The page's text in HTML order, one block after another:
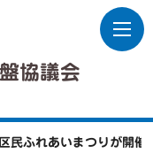
協議会
民ふれあいまつりが開催